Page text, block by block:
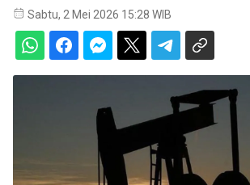
Sabtu, 2 Mei 2026 15:28 WIB